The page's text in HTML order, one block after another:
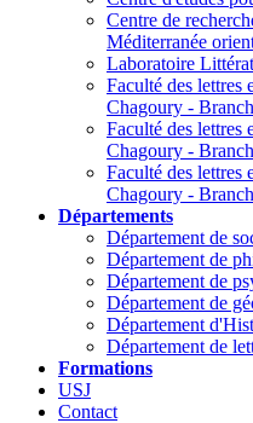
Centre de
Méditerranée
Laboratoire
Faculté des lettres
Chagoury -
Faculté des lettres
Chagoury -
Faculté des lettres
Chagoury -
Départements
Département de
Département de
Département de
Département de
Département
Département de
Formations
USJ
Contact